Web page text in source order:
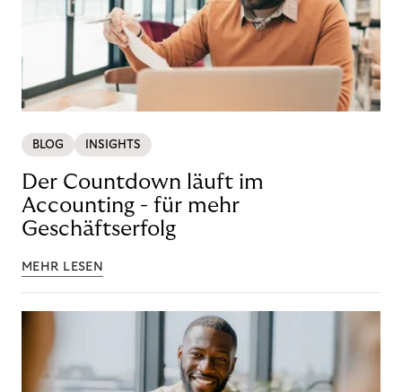
BLOG INSIGHTS
Der Countdown läuft im
Accounting - für mehr
Geschäftserfolg
MEHR LESEN